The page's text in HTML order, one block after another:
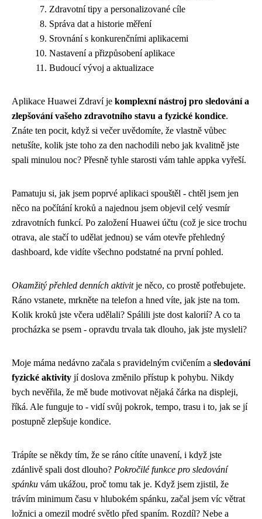
Zdravotní tipy a personalizované cíle
Správa dat a historie měření
Srovnání s konkurenčními aplikacemi
Nastavení a přizpůsobení aplikace
Budoucí vývoj a aktualizace
Aplikace Huawei Zdraví je komplexní nástroj pro sledování a
zlepšování vašeho zdravotního stavu a fyzické kondice.
Znáte ten pocit, když si večer uvědomíte, že vlastně vůbec
netušíte, kolik jste toho za den nachodili nebo jak kvalitně jste
spali minulou noc? Přesně tyhle starosti vám tahle appka vyřeší.
Pamatuju si, jak jsem poprvé aplikaci spouštěl - chtěl jsem jen
něco na počítání kroků a najednou jsem objevil celý vesmír
zdravotních funkcí. Po založení Huawei účtu (což je sice trochu
otrava, ale stačí to udělat jednou) se vám otevře přehledný
dashboard, kde vidíte všechno podstatné na první pohled.
Okamžitý přehled denních aktivitje něco, co prostě potřebujete.
Ráno vstanete, mrkněte na telefon a hned víte, jak jste na tom.
Kolik kroků jste včera udělali? Spálili jste dost kalorií? A co ta
procházka se psem - opravdu trvala tak dlouho, jak jste mysleli?
Moje máma nedávno začala s pravidelným cvičením a sledování
fyzické aktivity jí doslova změnilo přístup k pohybu. Nikdy
bych nevěřila, že mě bude motivovat nějaká čárka na displeji,
říká. Ale funguje to - vidí svůj pokrok, tempo, trasu i to, jak se jí
postupně zlepšuje kondice.
Trápíte se někdy tím, že se ráno cítíte unavení, i když jste
zdánlivě spali dost dlouho? Pokročilé funkce pro sledování
spánku vám ukážou, proč tomu tak je. Když jsem zjistil, že
trávím minimum času v hlubokém spánku, začal jsem víc větrat
ložnici a omezil modré světlo před spaním. Rozdíl? Nebe a